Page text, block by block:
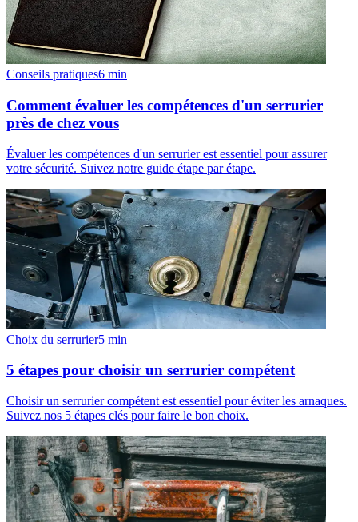
Conseils pratiques6 min
Comment évaluer les compétences d'un serrurier
près de chez vous
Évaluer les compétences d'un serrurier est essentiel pour assurer
votre sécurité. Suivez notre guide étape par étape.
Choix du serrurier5 min
5 étapes pour choisir un serrurier compétent
Choisir un serrurier compétent est essentiel pour éviter les arnaques.
Suivez nos 5 étapes clés pour faire le bon choix.